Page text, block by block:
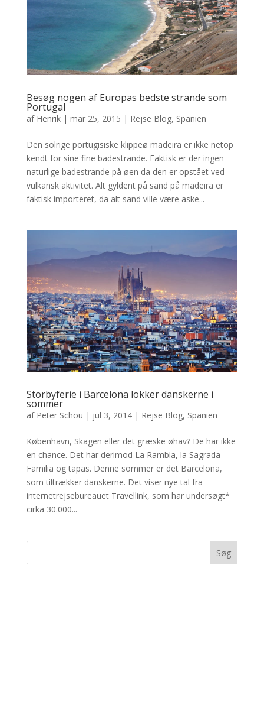
Besøg nogen af Europas bedste strande som
Portugal
af Henrik| mar 25, 2015 | Rejse Blog, Spanien
Den solrige portugisiske klippeø madeira er ikke netop
kendt for sine fine badestrande. Faktisk er der ingen
naturlige badestrande på øen da den er opstået ved
vulkansk aktivitet. Alt gyldent på sand på madeira er
faktisk importeret, da alt sand ville være aske...
Storbyferie i Barcelona lokker danskerne i
sommer
af Peter Schou | jul 3, 2014| Rejse Blog, Spanien
København, Skagen eller det græske øhav? De har ikke
en chance. Det har derimod La Rambla, la Sagrada
Familia og tapas. Denne sommer er det Barcelona,
som tiltrækker danskerne. Det viser nye tal fra
internetrejsebureauet Travellink, som har undersøgt*
cirka 30.000...